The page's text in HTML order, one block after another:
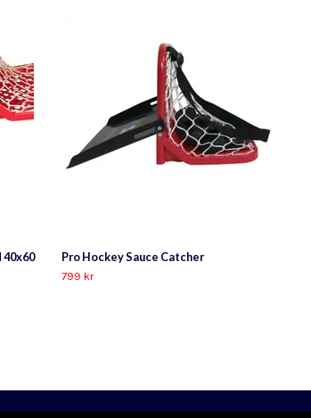
40x60
Pro Hockey Sauce Catcher
799 kr